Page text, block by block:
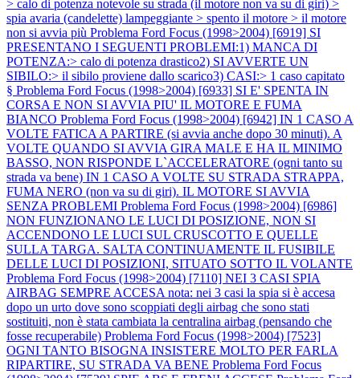
> calo di potenza notevole su strada (il motore non va su di giri) >
spia avaria (candelette) lampeggiante > spento il motore > il motore
non si avvia più Problema Ford Focus (1998>2004) [6919] SI
PRESENTANO I SEGUENTI PROBLEMI:1) MANCA DI
POTENZA:> calo di potenza drastico2) SI AVVERTE UN
SIBILO:> il sibilo proviene dallo scarico3) CASI:> 1 caso capitato
§ Problema Ford Focus (1998>2004) [6933] SI E' SPENTA IN
CORSA E NON SI AVVIA PIU' IL MOTORE E FUMA
BIANCO Problema Ford Focus (1998>2004) [6942] IN 1 CASO A
VOLTE FATICA A PARTIRE (si avvia anche dopo 30 minuti). A
VOLTE QUANDO SI AVVIA GIRA MALE E HA IL MINIMO
BASSO, NON RISPONDE L`ACCELERATORE (ogni tanto su
strada va bene) IN 1 CASO A VOLTE SU STRADA STRAPPA,
FUMA NERO (non va su di giri). IL MOTORE SI AVVIA
SENZA PROBLEMI Problema Ford Focus (1998>2004) [6986]
NON FUNZIONANO LE LUCI DI POSIZIONE, NON SI
ACCENDONO LE LUCI SUL CRUSCOTTO E QUELLE
SULLA TARGA. SALTA CONTINUAMENTE IL FUSIBILE
DELLE LUCI DI POSIZIONI, SITUATO SOTTO IL VOLANTE
Problema Ford Focus (1998>2004) [7110] NEI 3 CASI SPIA
AIRBAG SEMPRE ACCESA nota: nei 3 casi la spia si è accesa
dopo un urto dove sono scoppiati degli airbag che sono stati
sostituiti, non è stata cambiata la centralina airbag (pensando che
fosse recuperabile) Problema Ford Focus (1998>2004) [7523]
OGNI TANTO BISOGNA INSISTERE MOLTO PER FARLA
RIPARTIRE, SU STRADA VA BENE Problema Ford Focus